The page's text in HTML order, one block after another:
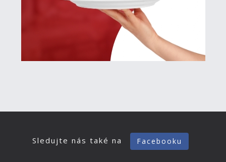
Sledujte nás také na Facebooku